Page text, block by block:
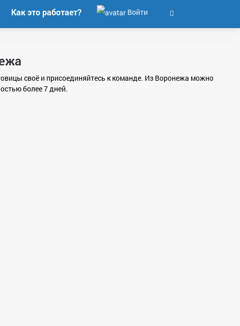
Как это работает? Войти
своё и присоединяйтесь к команде. Из Воронежа можно
более 7 дней.